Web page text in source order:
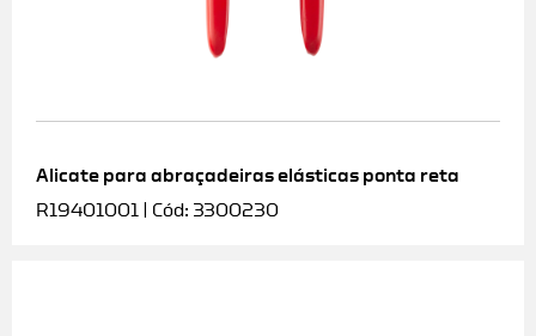
Alicate para abraçadeiras elásticas ponta reta
R19401001 | Cód: 3300230